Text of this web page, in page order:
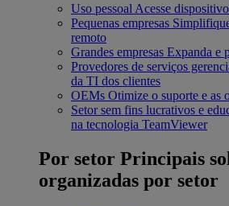
Uso pessoal Acesse
Pequenas empresas
remoto
Grandes empresas Expanda e
Provedores de serviços
da TI dos clientes
OEMs Otimize o suporte e as
Setor sem fins lucrativos e
na tecnologia TeamViewer
Por setor Principais
organizadas por setor